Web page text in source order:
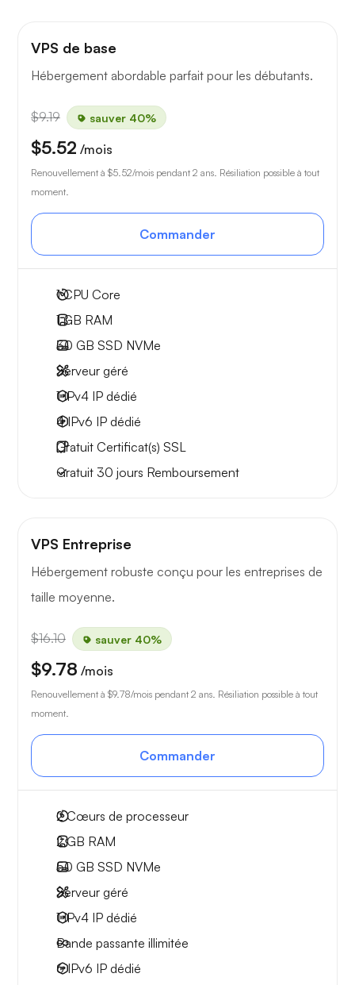
VPS de base
Hébergement abordable parfait pour les débutants.
$9.19 sauver 40%
$5.52 /mois
Renouvellement à $5.52/mois pendant 2 ans. Résiliation possible à tout
moment.
Commander
1CPU Core
1 GB RAM
30 GB SSD NVMe
Serveur géré
1 IPv4 IP dédié
4 IPv6 IP dédié
Gratuit Certificat(s) SSL
Gratuit 30 jours Remboursement
VPS Entreprise
Hébergement robuste conçu pour les entreprises de
taille moyenne.
$16.10 sauver 40%
$9.78 /mois
Renouvellement à $9.78/mois pendant 2 ans. Résiliation possible à tout
moment.
Commander
2Cœurs de processeur
2 GB RAM
50 GB SSD NVMe
Serveur géré
1 IPv4 IP dédié
Bande passante illimitée
6 IPv6 IP dédié